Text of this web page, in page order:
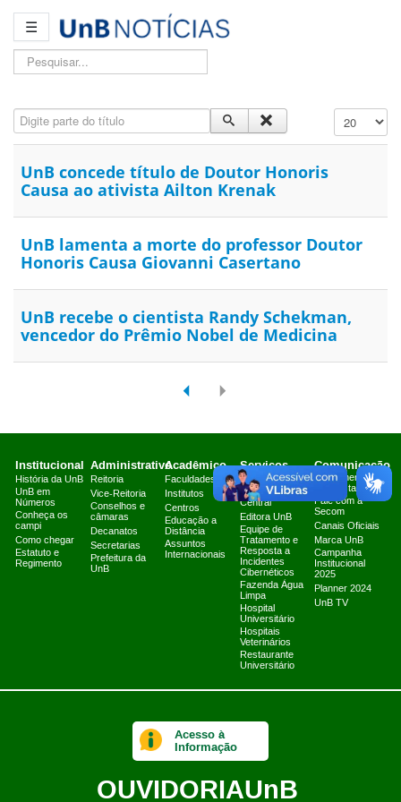
☰
Pesquisar...
Digite parte do título Exibir #
UnB concede título de Doutor Honoris
Causa ao ativista Ailton Krenak
UnB lamenta a morte do professor Doutor
Honoris Causa Giovanni Casertano
UnB recebe o cientista Randy Schekman,
vencedor do Prêmio Nobel de Medicina
Institucional
História da UnB
UnB em
Números
Conheça os
campi
Como chegar
Estatuto e
Regimento
Administrativo
Reitoria
Vice-Reitoria
Conselhos e
câmaras
Decanatos
Secretarias
Prefeitura da
UnB
Acadêmico
Faculdades
Institutos
Centros
Educação a
Distância
Assuntos
Internacionais
Serviços
Arquivo Central
Biblioteca
Central
Editora UnB
Equipe de
Tratamento e
Resposta a
Incidentes
Cibernéticos
Fazenda Água
Limpa
Hospital
Universitário
Hospitais
Veterinários
Restaurante
Universitário
Comunicação
Atendimento a
Jornalistas
Fale com a
Secom
Canais Oficiais
Marca UnB
Campanha
Institucional
2025
Planner 2024
UnB TV
Acesso à
Informação
OUVIDORIAUnB